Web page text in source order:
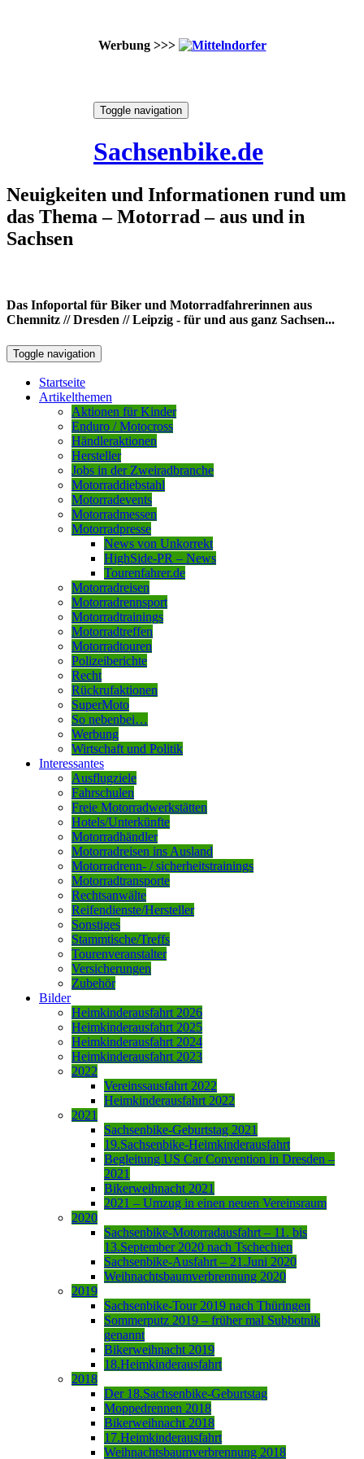
Werbung >>>
Toggle navigation
Sachsenbike.de
Neuigkeiten und Informationen rund um
das Thema – Motorrad – aus und in
Sachsen
Das Infoportal für Biker und Motorradfahrerinnen aus
Chemnitz // Dresden // Leipzig - für und aus ganz Sachsen...
Toggle navigation
Startseite
Artikelthemen
Aktionen für Kinder
Enduro / Motocross
Händleraktionen
Hersteller
Jobs in der Zweiradbranche
Motorraddiebstahl
Motorradevents
Motorradmessen
Motorradpresse
News von Unkorrekt
HighSide-PR – News
Tourenfahrer.de
Motorradreisen
Motorradrennsport
Motorradtrainings
Motorradtreffen
Motorradtouren
Polizeiberichte
Recht
Rückrufaktionen
SuperMoto
So nebenbei…
Werbung
Wirtschaft und Politik
Interessantes
Ausflugziele
Fahrschulen
Freie Motorradwerkstätten
Hotels/Unterkünfte
Motorradhändler
Motorradreisen ins Ausland
Motorradrenn- / sicherheitstrainings
Motorradtransporte
Rechtsanwälte
Reifendienste/Hersteller
Sonstiges
Stammtische/Treffs
Tourenveranstalter
Versicherungen
Zubehör
Bilder
Heimkinderausfahrt 2026
Heimkinderausfahrt 2025
Heimkinderausfahrt 2024
Heimkinderausfahrt 2023
2022
Vereinssausfahrt 2022
Heimkinderausfahrt 2022
2021
Sachsenbike-Geburtstag 2021
19.Sachsenbike-Heimkinderausfahrt
Begleitung US Car Convention in Dresden –
2021
Bikerweihnacht 2021
2021 – Umzug in einen neuen Vereinsraum
2020
Sachsenbike-Motorradausfahrt – 11. bis
13.September 2020 nach Tschechien
Sachsenbike-Ausfahrt – 21.Juni 2020
Weihnachtsbaumverbrennung 2020
2019
Sachsenbike-Tour 2019 nach Thüringen
Sommerputz 2019 – früher mal Subbotnik
genannt
Bikerweihnacht 2019
18.Heimkinderausfahrt
2018
Der 18.Sachsenbike-Geburtstag
Moppedrennen 2018
Bikerweihnacht 2018
17.Heimkinderausfahrt
Weihnachtsbaumverbrennung 2018